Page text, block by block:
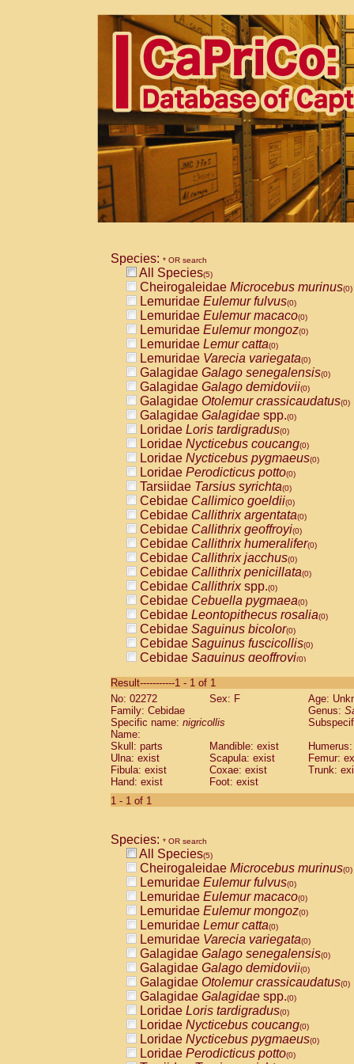
Species: * OR search
All Species(5)
Cheirogaleidae Microcebus murinus(0)
Lemuridae Eulemur fulvus(0)
Lemuridae Eulemur macaco(0)
Lemuridae Eulemur mongoz(0)
Lemuridae Lemur catta(0)
Lemuridae Varecia variegata(0)
Galagidae Galago senegalensis(0)
Galagidae Galago demidovii(0)
Galagidae Otolemur crassicaudatus(0)
Galagidae Galagidae spp.(0)
Loridae Loris tardigradus(0)
Loridae Nycticebus coucang(0)
Loridae Nycticebus pygmaeus(0)
Loridae Perodicticus potto(0)
Tarsiidae Tarsius syrichta(0)
Cebidae Callimico goeldii(0)
Cebidae Callithrix argentata(0)
Cebidae Callithrix geoffroyi(0)
Cebidae Callithrix humeralifer(0)
Cebidae Callithrix jacchus(0)
Cebidae Callithrix penicillata(0)
Cebidae Callithrixspp.(0)
Cebidae Cebuella pygmaea(0)
Cebidae Leontopithecus rosalia(0)
Cebidae Saguinus bicolor(0)
Cebidae Saguinus fuscicollis(0)
Cebidae Saguinus geoffroyi(0)
CebidaeSaguinus labiatus(0)
Cebidae Saguinus leucopus (0)
Cebidae
CebidaeSaguinus mystax
Cebidae Saguinus nigricollis (1)
Cebidae Saguinus oedipus
Cebidae Saguinus weddelli
Cebidae Saguinusspp.
Cebidae
CebidaeCebus capucinus
CebidaeCebus nigrivittatus
CebidaeCebus spp.(0)
CebidaeSaimiri boliviensis(0)
CebidaeSaimiri sciureus(0)
AtelidaeAlouatta caraya(0)
AtelidaeAlouatta fusca(0)
AtelidaeAlouatta seniculus(0)
AtelidaeAlouattaspp.(0)
AtelidaeAteles belzebuth(0)
AtelidaeAteles geoffroyi(0)
AtelidaeAteles paniscus(0)
AtelidaeAtelesspp.(0)
AtelidaeLagothrix lagothricha(0)
AtelidaeLagothrix lagothricha cana
PitheciidaeCacajao calvus
Result-----------1 - 1 of 1
No: 02272
Sex: F
Age:
Family: Cebidae
Genus:
Specific name: nigricollis
Name:
Skull: parts
Mandible: exist
Ulna: exist
Scapula: exist
Femur:
Fibula: exist
Coxae: exist
Trunk:
Hand: exist
Foot: exist
1 - 1 of 1
Species: * OR search
All Species(5)
Cheirogaleidae Microcebus murinus(0)
Lemuridae Eulemur fulvus(0)
Lemuridae Eulemur macaco(0)
Lemuridae Eulemur mongoz(0)
Lemuridae Lemur catta(0)
Lemuridae Varecia variegata(0)
Galagidae Galago senegalensis(0)
Galagidae Galago demidovii(0)
Galagidae Otolemur crassicaudatus(0)
Galagidae Galagidae spp.(0)
Loridae Loris tardigradus(0)
Loridae Nycticebus coucang(0)
Loridae Nycticebus pygmaeus(0)
Loridae Perodicticus potto(0)